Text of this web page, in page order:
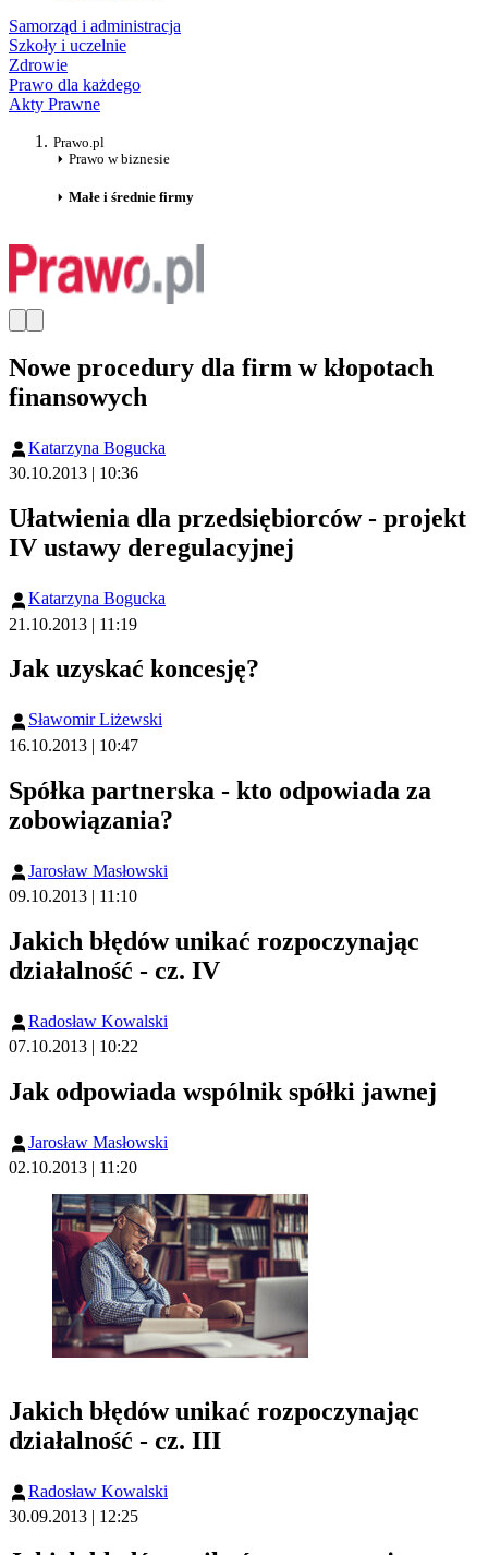
Samorząd i administracja
Szkoły i uczelnie
Zdrowie
Prawo dla każdego
Akty Prawne
Prawo.pl
Prawo w biznesie
Małe i średnie firmy
Nowe procedury dla firm w kłopotach
finansowych
Katarzyna Bogucka
30.10.2013 | 10:36
Ułatwienia dla przedsiębiorców - projekt
IV ustawy deregulacyjnej
Katarzyna Bogucka
21.10.2013 | 11:19
Jak uzyskać koncesję?
Sławomir Liżewski
16.10.2013 | 10:47
Spółka partnerska - kto odpowiada za
zobowiązania?
Jarosław Masłowski
09.10.2013 | 11:10
Jakich błędów unikać rozpoczynając
działalność - cz. IV
Radosław Kowalski
07.10.2013 | 10:22
Jak odpowiada wspólnik spółki jawnej
Jarosław Masłowski
02.10.2013 | 11:20
Jakich błędów unikać rozpoczynając
działalność - cz. III
Radosław Kowalski
30.09.2013 | 12:25